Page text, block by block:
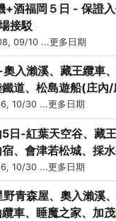
+酒福岡５日 - 保證
接駁
09/10 ...更多日期
入瀨溪、藏王纜車
道、松島遊船(庄內/
10/30 ...更多日期
日-紅葉天空谷、藏
、會津若松城、採
10/30 ...更多日期
青森屋、奧入瀨溪
車、睡魔之家、加茂